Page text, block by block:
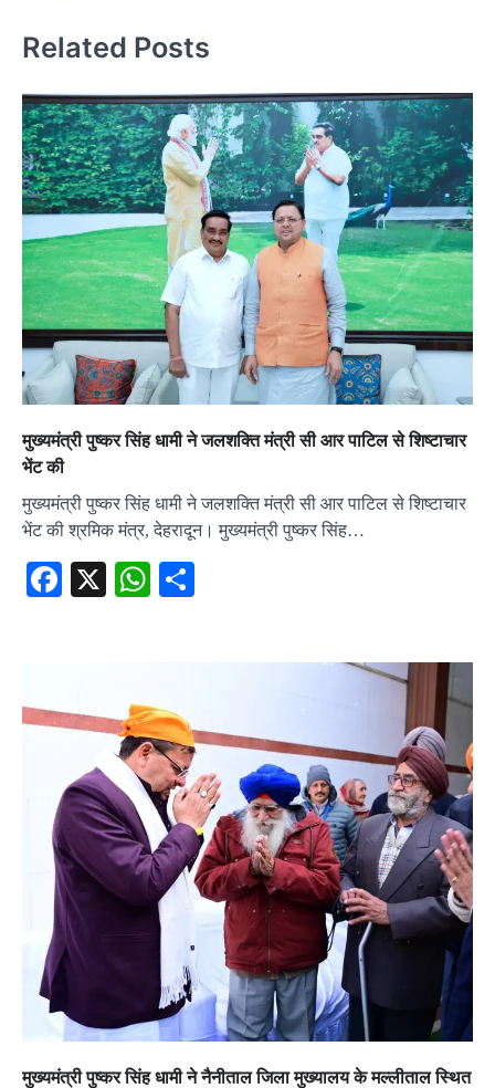
Related Posts
मुख्यमंत्री पुष्कर सिंह धामी ने जलशक्ति मंत्री सी आर पाटिल से शिष्टाचार
भेंट की
मुख्यमंत्री पुष्कर सिंह धामी ने जलशक्ति मंत्री सी आर पाटिल से शिष्टाचार
भेंट की श्रमिक मंत्र, देहरादून। मुख्यमंत्री पुष्कर सिंह…
Facebook
X WhatsApp
मुख्यमंत्री पुष्कर सिंह धामी ने नैनीताल जिला मुख्यालय के मल्लीताल स्थित